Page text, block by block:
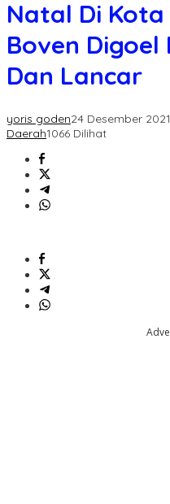
Kota
Merah
Boven
Digoel
Dan
Natal Di Kota
Boven
Dan Lancar
yoris goden24 Desember 2021
Daerah1066 Dilihat